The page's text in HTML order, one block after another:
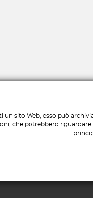
Chi
un sito Web, esso può
che potrebbero